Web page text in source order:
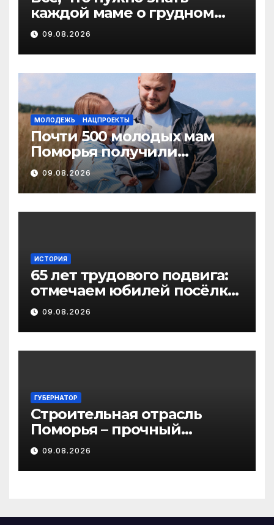
каждой маме о грудном
вскармливании
09.08.2026
МОЛОДЕЖЬ НАЦПРОЕКТЫ
Почти 500 молодых мам
Поморья получили
господдержку при
рождении первого ребенка
09.08.2026
ИСТОРИЯ
65 лет трудового подвига:
отмечаем юбилей посёлка
Важский в Виноградовском
округе
09.08.2026
ГУБЕРНАТОР
Строительная отрасль
Поморья – прочный
фундамент развития
региона
09.08.2026